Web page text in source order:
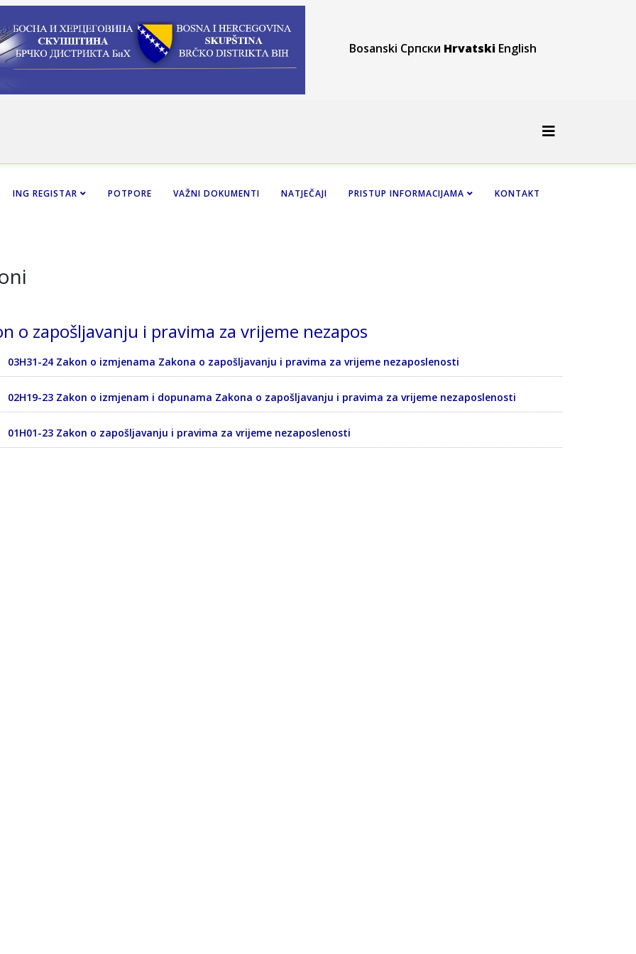
Bosanski Српски Hrvatski English
ING REGISTAR POTPORE VAŽNI DOKUMENTI NATJEČAJI PRISTUP INFORMACIJAMA KONTAKT
o zapošljavanju i pravima za vrijeme nezapos
03H31-24 Zakon o izmjenama Zakona o zapošljavanju i pravima za vrijeme nezaposlenosti
02H19-23 Zakon o izmjenam i dopunama Zakona o zapošljavanju i pravima za vrijeme nezaposlenosti
01H01-23 Zakon o zapošljavanju i pravima za vrijeme nezaposlenosti